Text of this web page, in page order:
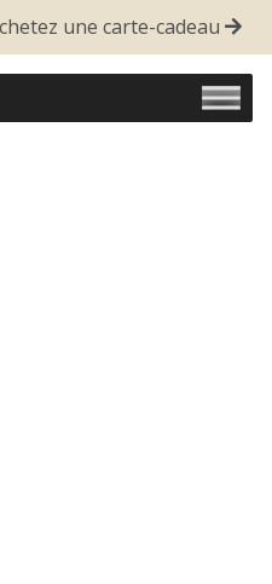
une carte-cadeau